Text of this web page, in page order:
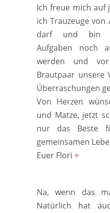
Ich freue mich auf
ich Trauzeuge von
darf und bin
Aufgaben noch
werden und
Brautpaar unsere
Überraschungen
Von Herzen
und Matze, jetzt
nur das Beste
gemeinsamen
Euer Flori ♥
Na, wenn das
Natürlich hat